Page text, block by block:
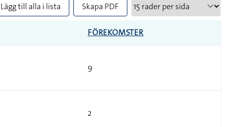
Lägg till alla i lista Skapa PDF
FÖREKOMSTER
9
2